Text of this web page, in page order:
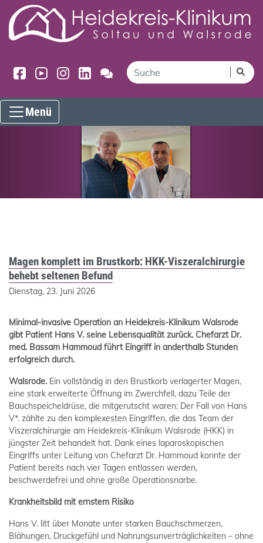
Menü
Magen komplett im Brustkorb: HKK-Viszeralchirurgie
behebt seltenen Befund
Dienstag, 23. Juni 2026
Minimal-invasive Operation an Heidekreis-Klinikum Walsrode
gibt Patient Hans V. seine Lebensqualität zurück. Chefarzt Dr.
med. Bassam Hammoud führt Eingriff in anderthalb Stunden
erfolgreich durch.
Walsrode. Ein vollständig in den Brustkorb verlagerter Magen,
eine stark erweiterte Öffnung im Zwerchfell, dazu Teile der
Bauchspeicheldrüse, die mitgerutscht waren: Der Fall von Hans
V*. zählte zu den komplexesten Eingriffen, die das Team der
Viszeralchirurgie am Heidekreis-Klinikum Walsrode (HKK) in
jüngster Zeit behandelt hat. Dank eines laparoskopischen
Eingriffs unter Leitung von Chefarzt Dr. Hammoud konnte der
Patient bereits nach vier Tagen entlassen werden,
beschwerdefrei und ohne große Operationsnarbe.
Krankheitsbild mit ernstem Risiko
Hans V. litt über Monate unter starken Bauchschmerzen,
Blähungen, Druckgefühl und Nahrungsunverträglichkeiten – ohne